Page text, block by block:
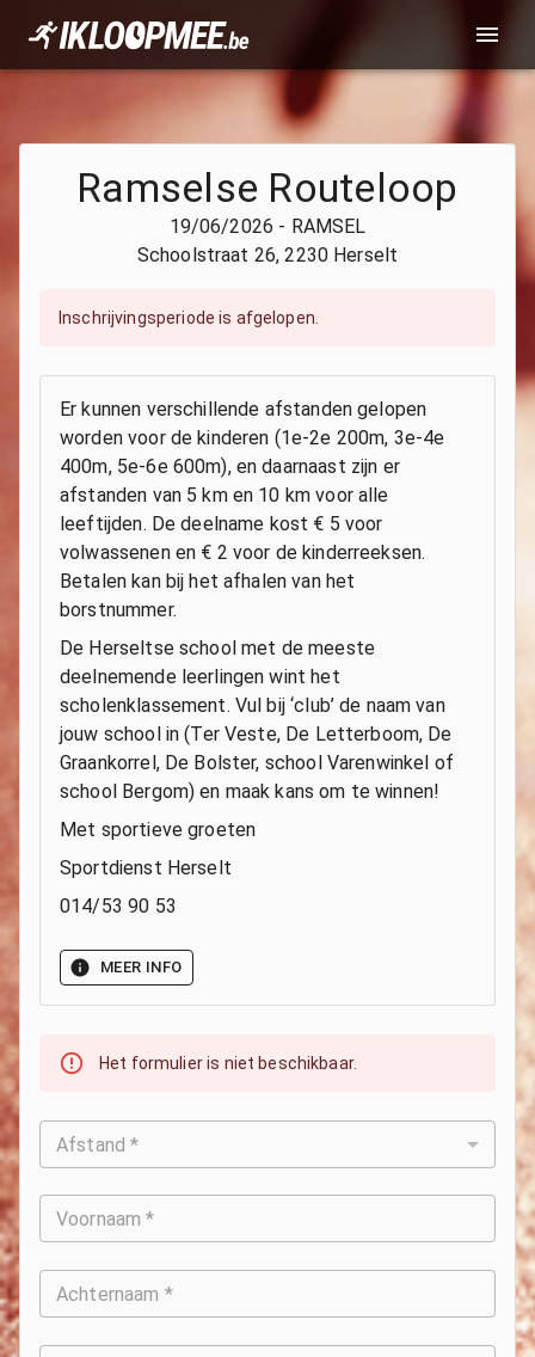
Ramselse Routeloop
19/06/2026 - RAMSEL
Schoolstraat 26, 2230 Herselt
Inschrijvingsperiode is afgelopen.
Er kunnen verschillende afstanden gelopen
worden voor de kinderen (1e-2e 200m, 3e-4e
400m, 5e-6e 600m), en daarnaast zijn er
afstanden van 5 km en 10 km voor alle
leeftijden. De deelname kost € 5 voor
volwassenen en € 2 voor de kinderreeksen.
Betalen kan bij het afhalen van het
borstnummer.
De Herseltse school met de meeste
deelnemende leerlingen wint het
scholenklassement. Vul bij ‘club’ de naam van
jouw school in (Ter Veste, De Letterboom, De
Graankorrel, De Bolster, school Varenwinkel of
school Bergom) en maak kans om te winnen!
Met sportieve groeten
Sportdienst Herselt
014/53 90 53
MEER INFO
Het formulier is niet beschikbaar.
Afstand *
Voornaam *
Achternaam *